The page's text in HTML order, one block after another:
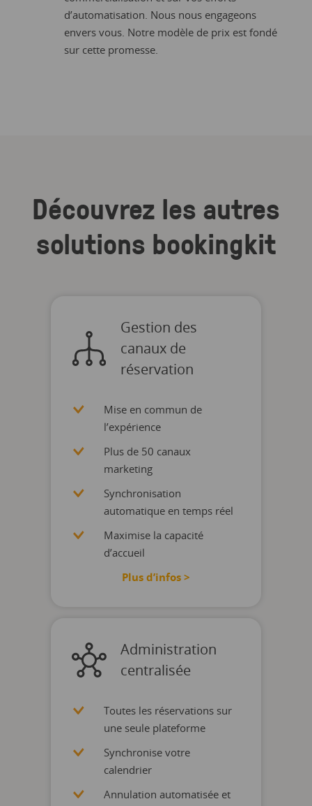
d’automatisation. Nous nous engageons
envers vous. Notre modèle de prix est fondé
sur cette promesse.
Découvrez les autres
solutions bookingkit
Gestion des
canaux de
réservation
Mise en commun de
l’expérience
Plus de 50 canaux
marketing
Synchronisation
automatique en temps réel
Maximise la capacité
d’accueil
Plus d’infos >
Administration
centralisée
Toutes les réservations sur
une seule plateforme
Synchronise votre
calendrier
Annulation automatisée et